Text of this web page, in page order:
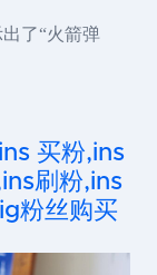
了“火箭弹
买粉,ins
刷粉,ins
粉丝购买